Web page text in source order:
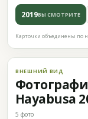
2019ВЫ СМОТРИТЕ
Карточки объединены по
ВНЕШНИЙ ВИД
Hayabusa
5 фото